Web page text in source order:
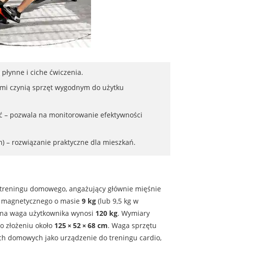
i ciche ćwiczenia.
czynią sprzęt wygodnym do użytku
pozwala na monitorowanie efektywności
– rozwiązanie praktyczne dla mieszkań.
domowego, angażujący głównie mięśnie
o masie 9 kg(lub 9,5 kg w
waga użytkownika wynosi 120 kg. Wymiary
złożeniu około 125 × 52 × 68 cm. Waga sprzętu
domowych jako urządzenie do treningu cardio,